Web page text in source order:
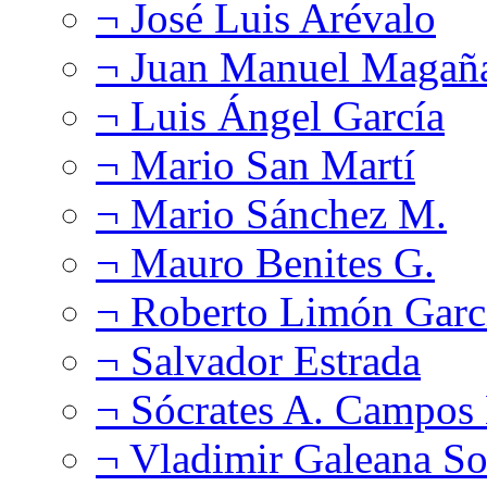
¬ José Luis Arévalo
¬ Juan Manuel
¬ Luis Ángel García
¬ Mario San Martí
¬ Mario Sánchez M.
¬ Mauro Benites G.
¬ Roberto Limón
¬ Salvador Estrada
¬ Sócrates A.
¬ Vladimir Galeana